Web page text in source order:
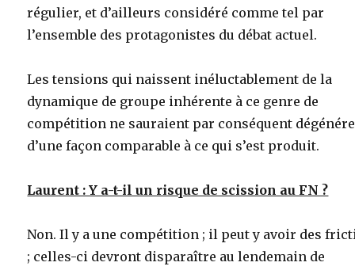
régulier, et d’ailleurs considéré comme tel par
l’ensemble des protagonistes du débat actuel.
Les tensions qui naissent inéluctablement de la
dynamique de groupe inhérente à ce genre de
compétition ne sauraient par conséquent
d’une façon comparable à ce qui s’est produit.
Laurent : Y a-t-il un risque de scission au FN ?
Non. Il y a une compétition ; il peut y avoir des
; celles-ci devront disparaître au lendemain de